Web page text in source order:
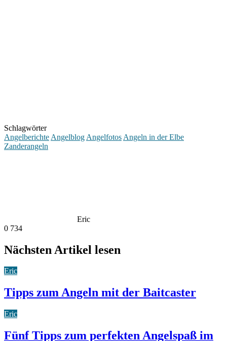
Schlagwörter
Angelberichte Angelblog Angelfotos Angeln in der Elbe
Zanderangeln
Eric
0 734
Nächsten Artikel lesen
Eric
Tipps zum Angeln mit der Baitcaster
Eric
Fünf Tipps zum perfekten Angelspaß im